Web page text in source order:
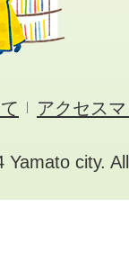
アクセス
Yamato city.